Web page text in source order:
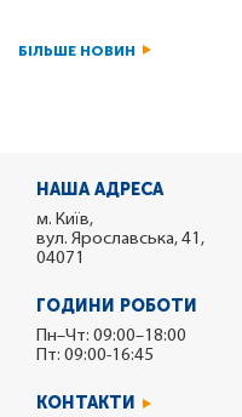
БІЛЬШЕ НОВИН
НАША АДРЕСА
м. Київ,
вул. Ярославська, 41,
04071
ГОДИНИ РОБОТИ
Пн–Чт: 09:00–18:00
Пт: 09:00-16:45
КОНТАКТИ